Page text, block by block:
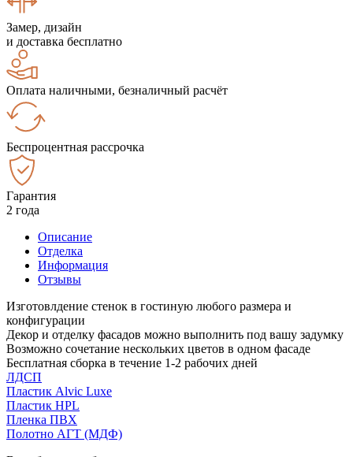
Замер, дизайн
и доставка бесплатно
Оплата наличными, безналичный расчёт
Беспроцентная рассрочка
Гарантия
2 года
Описание
Отделка
Информация
Отзывы
Изготовлдение стенок в гостиную любого размера и
конфигурации
Декор и отделку фасадов можно выполнить под вашу задумку
Возможно сочетание нескольких цветов в одном фасаде
Бесплатная сборка в течение 1-2 рабочих дней
ЛДСП
Пластик Alvic Luxe
Пластик HPL
Пленка ПВХ
Полотно АГТ (МДФ)